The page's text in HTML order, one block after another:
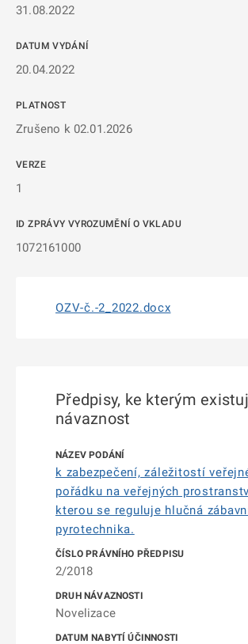
31.08.2022
DATUM VYDÁNÍ
20.04.2022
PLATNOST
Zrušeno k 02.01.2026
VERZE
1
ID ZPRÁVY VYROZUMĚNÍ O VKLADU
1072161000
OZV-č.-2_2022.docx
Předpisy, ke kterým
návaznost
k zabezpečení, záležitostí
pořádku na veřejných
kterou se reguluje hlučná
pyrotechnika.
2/2018
Novelizace